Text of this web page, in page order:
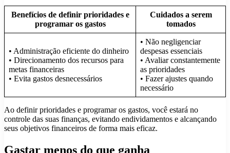
Benefícios de definir prioridades e
programar os gastos
Cuidados a serem
tomados
• Administração eficiente do dinheiro
• Direcionamento dos recursos para
metas financeiras
• Evita gastos desnecessários
• Não negligenciar
despesas essenciais
• Avaliar constantemente
as prioridades
• Fazer ajustes quando
necessário
Ao definir prioridades e programar os gastos, você estará no
controle das suas finanças, evitando endividamentos e alcançando
seus objetivos financeiros de forma mais eficaz.
Gastar menos do que ganha